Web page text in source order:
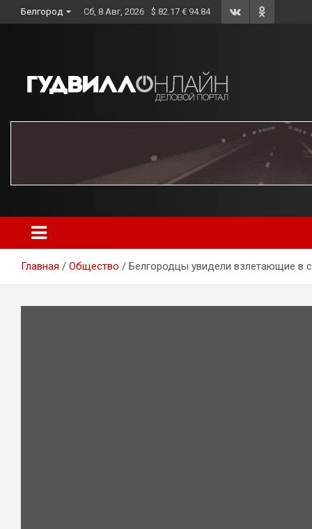
to
Белгород Сб, 8 Авг, 2026 $ 82.17 € 94.84
Главная Общество Белгородцы увидели взлетающие в